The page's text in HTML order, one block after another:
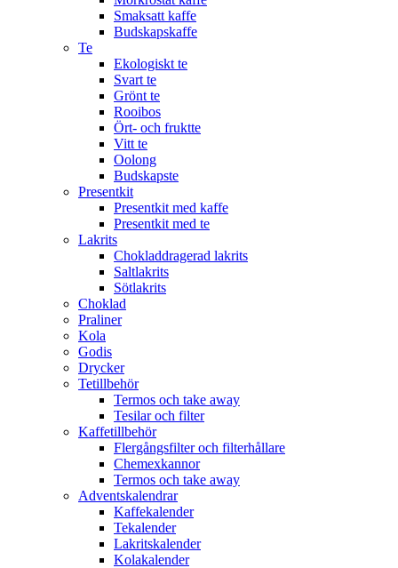
Smaksatt kaffe
Budskapskaffe
Te
Ekologiskt te
Svart te
Grönt te
Rooibos
Ört- och fruktte
Vitt te
Oolong
Budskapste
Presentkit
Presentkit med kaffe
Presentkit med te
Lakrits
Chokladdragerad lakrits
Saltlakrits
Sötlakrits
Choklad
Praliner
Kola
Godis
Drycker
Tetillbehör
Termos och take away
Tesilar och filter
Kaffetillbehör
Flergångsfilter och filterhållare
Chemexkannor
Termos och take away
Adventskalendrar
Kaffekalender
Tekalender
Lakritskalender
Kolakalender